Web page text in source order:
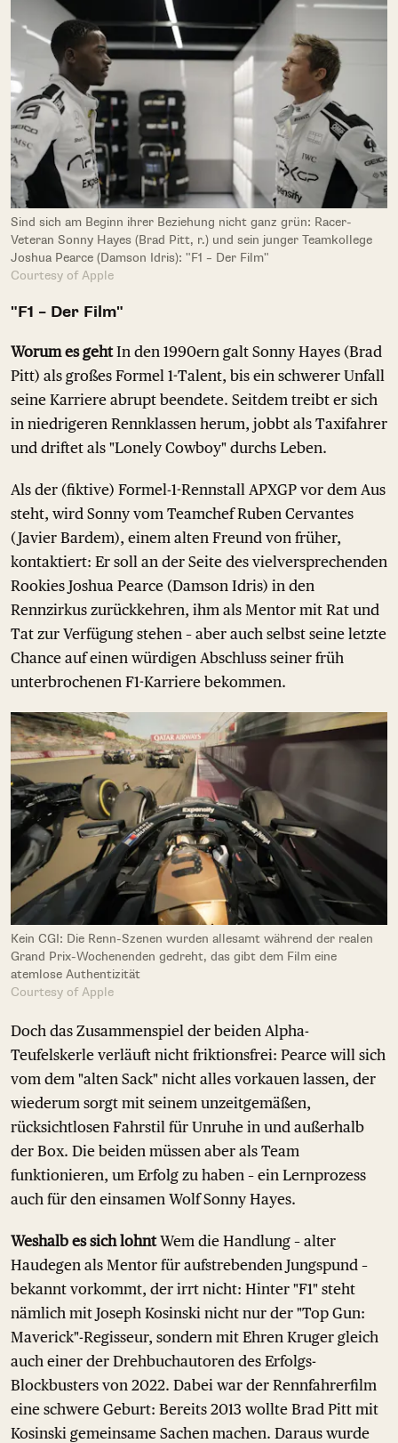
Sind sich am Beginn ihrer Beziehung nicht ganz grün: Racer-
Veteran Sonny Hayes (Brad Pitt, r.) und sein junger Teamkollege
Joshua Pearce (Damson Idris): "F1 – Der Film"
Courtesy of Apple
"F1 – Der Film"
Worum es gehtIn den 1990ern galt Sonny Hayes (Brad
Pitt) als großes Formel 1-Talent, bis ein schwerer Unfall
seine Karriere abrupt beendete. Seitdem treibt er sich
in niedrigeren Rennklassen herum, jobbt als Taxifahrer
und driftet als "Lonely Cowboy" durchs Leben.
Als der (fiktive) Formel-1-Rennstall APXGP vor dem Aus
steht, wird Sonny vom Teamchef Ruben Cervantes
(Javier Bardem), einem alten Freund von früher,
kontaktiert: Er soll an der Seite des vielversprechenden
Rookies Joshua Pearce (Damson Idris) in den
Rennzirkus zurückkehren, ihm als Mentor mit Rat und
Tat zur Verfügung stehen – aber auch selbst seine letzte
Chance auf einen würdigen Abschluss seiner früh
unterbrochenen F1-Karriere bekommen.
Kein CGI: Die Renn-Szenen wurden allesamt während der realen
Grand Prix-Wochenenden gedreht, das gibt dem Film eine
atemlose Authentizität
Courtesy of Apple
Doch das Zusammenspiel der beiden Alpha-
Teufelskerle verläuft nicht friktionsfrei: Pearce will sich
vom dem "alten Sack" nicht alles vorkauen lassen, der
wiederum sorgt mit seinem unzeitgemäßen,
rücksichtlosen Fahrstil für Unruhe in und außerhalb
der Box. Die beiden müssen aber als Team
funktionieren, um Erfolg zu haben – ein Lernprozess
auch für den einsamen Wolf Sonny Hayes.
Weshalb es sich lohntWem die Handlung – alter
Haudegen als Mentor für aufstrebenden Jungspund –
bekannt vorkommt, der irrt nicht: Hinter "F1" steht
nämlich mit Joseph Kosinski nicht nur der "Top Gun:
Maverick"-Regisseur, sondern mit Ehren Kruger gleich
auch einer der Drehbuchautoren des Erfolgs-
Blockbusters von 2022. Dabei war der Rennfahrerfilm
eine schwere Geburt: Bereits 2013 wollte Brad Pitt mit
Kosinski gemeinsame Sachen machen. Daraus wurde